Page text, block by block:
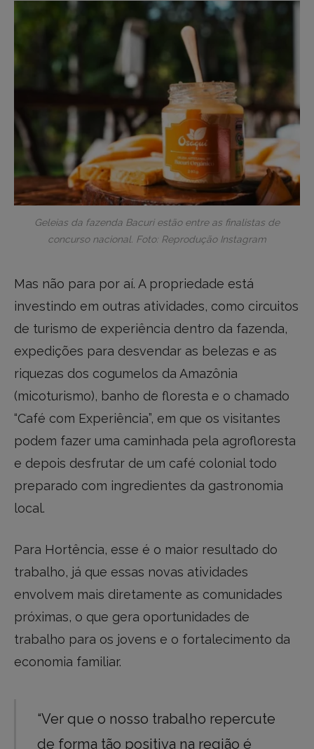
Geleias da fazenda Bacuri estão entre as finalistas de
concurso nacional. Foto: Reprodução Instagram
Mas não para por aí. A propriedade está
investindo em outras atividades, como circuitos
de turismo de experiência dentro da fazenda,
expedições para desvendar as belezas e as
riquezas dos cogumelos da Amazônia
(micoturismo), banho de floresta e o chamado
“Café com Experiência”, em que os visitantes
podem fazer uma caminhada pela agrofloresta
e depois desfrutar de um café colonial todo
preparado com ingredientes da gastronomia
local.
Para Hortência, esse é o maior resultado do
trabalho, já que essas novas atividades
envolvem mais diretamente as comunidades
próximas, o que gera oportunidades de
trabalho para os jovens e o fortalecimento da
economia familiar.
“Ver que o nosso trabalho repercute
de forma tão positiva na região é